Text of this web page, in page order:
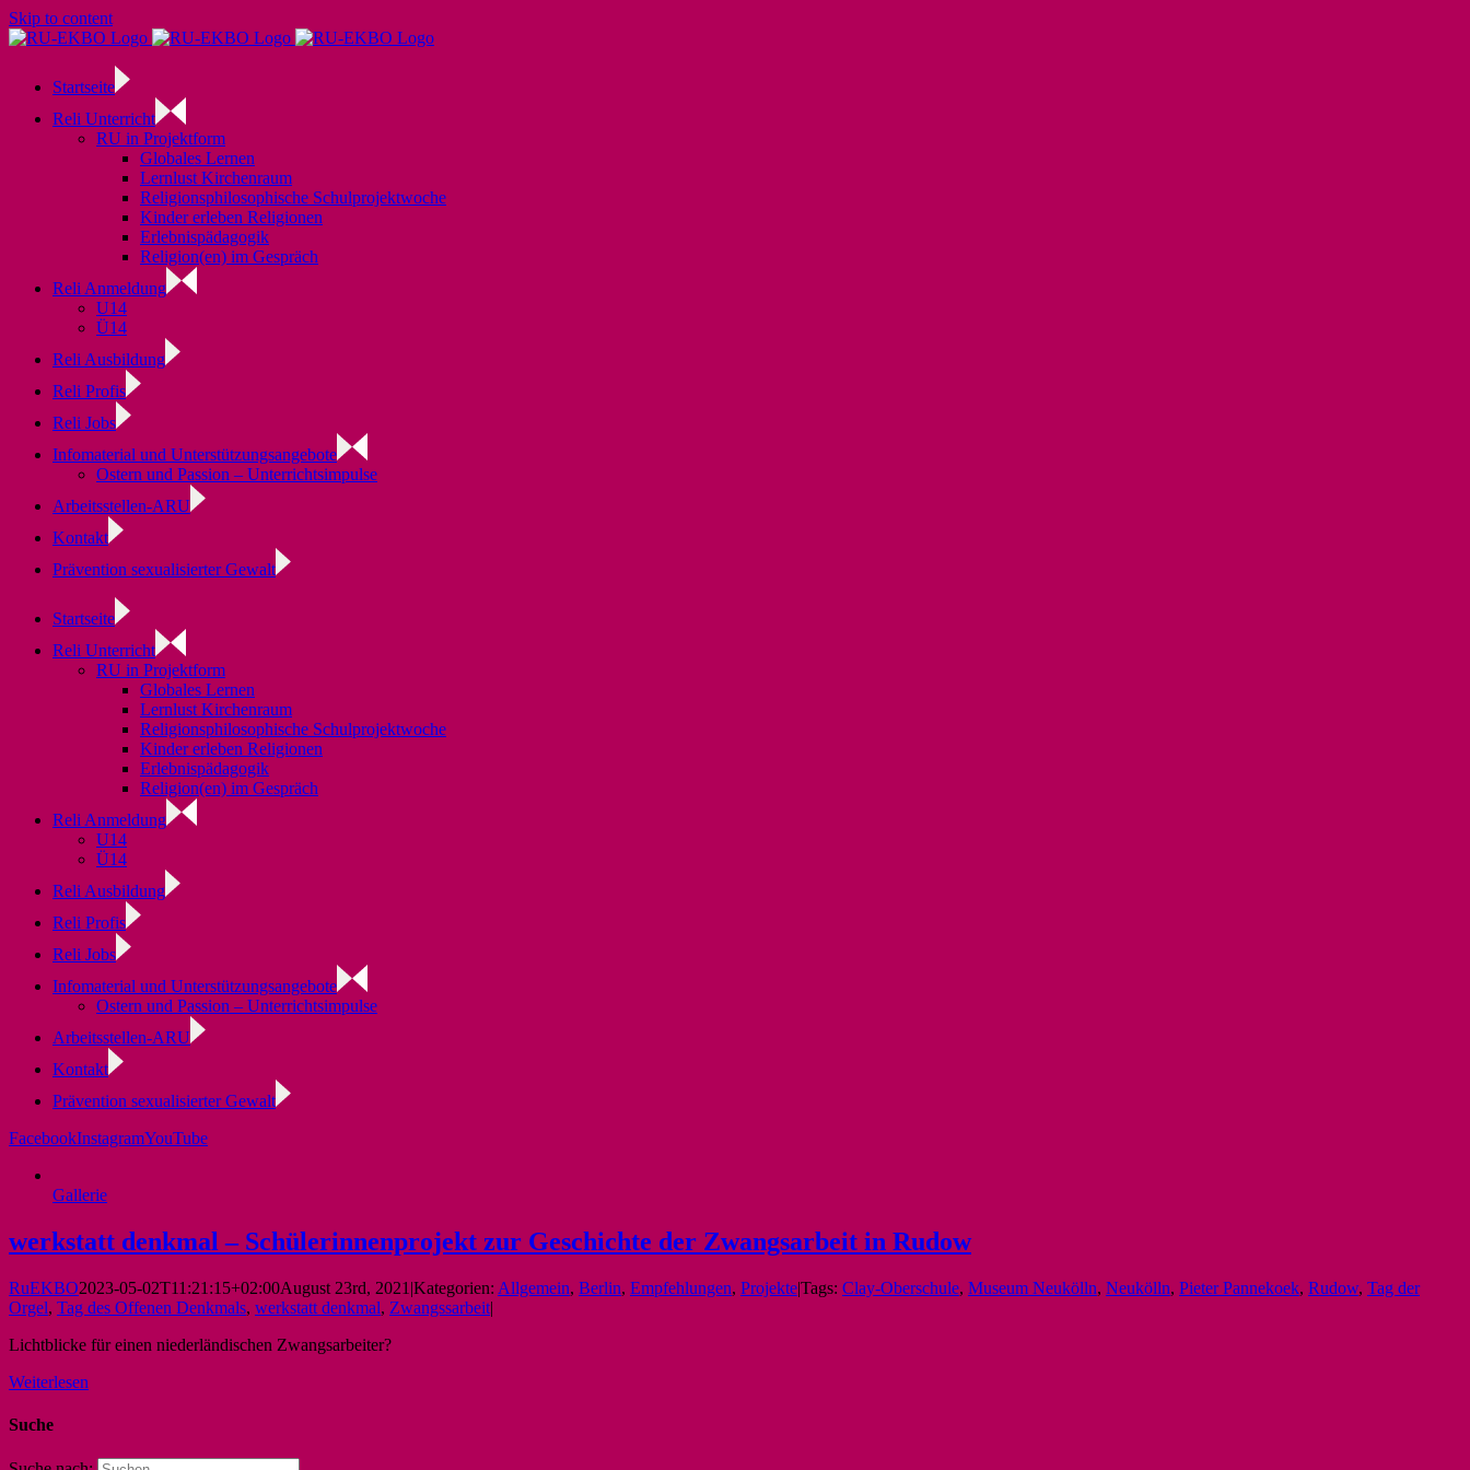
Skip to content
Startseite
Reli Unterricht
RU in Projektform
Globales Lernen
Lernlust Kirchenraum
Religionsphilosophische Schulprojektwoche
Kinder erleben Religionen
Erlebnispädagogik
Religion(en) im Gespräch
Reli Anmeldung
U14
Ü14
Reli Ausbildung
Reli Profis
Reli Jobs
Infomaterial und Unterstützungsangebote
Ostern und Passion – Unterrichtsimpulse
Arbeitsstellen-ARU
Kontakt
Prävention sexualisierter Gewalt
Startseite
Reli Unterricht
RU in Projektform
Globales Lernen
Lernlust Kirchenraum
Religionsphilosophische Schulprojektwoche
Kinder erleben Religionen
Erlebnispädagogik
Religion(en) im Gespräch
Reli Anmeldung
U14
Ü14
Reli Ausbildung
Reli Profis
Reli Jobs
Infomaterial und Unterstützungsangebote
Ostern und Passion – Unterrichtsimpulse
Arbeitsstellen-ARU
Kontakt
Prävention sexualisierter Gewalt
FacebookInstagramYouTube
Gallerie
werkstatt denkmal – Schülerinnenprojekt zur Geschichte der Zwangsarbeit in Rudow
RuEKBO2023-05-02T11:21:15+02:00August 23rd, 2021 |Kategorien: Allgemein, Berlin, Empfehlungen, Projekte|Tags: Clay-Oberschule, Museum Neukölln, Neukölln, Pieter Pannekoek, Rudow, Tag der
Orgel, Tag des Offenen Denkmals, werkstatt denkmal, Zwangssarbeit|
Lichtblicke für einen niederländischen Zwangsarbeiter?
Weiterlesen
Suche